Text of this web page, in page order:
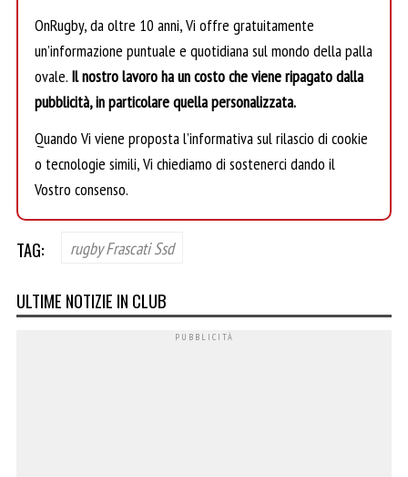
OnRugby, da oltre 10 anni, Vi offre gratuitamente
un’informazione puntuale e quotidiana sul mondo della palla
ovale. Il nostro lavoro ha un costo che viene ripagato dalla
pubblicità, in particolare quella personalizzata.
Quando Vi viene proposta l’informativa sul rilascio di cookie
o tecnologie simili, Vi chiediamo di sostenerci dando il
Vostro consenso.
TAG: rugby Frascati Ssd
ULTIME NOTIZIE IN CLUB